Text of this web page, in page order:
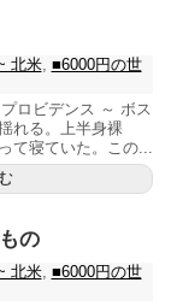
北米, ■6000円の世
ロビデンス ～ ボス
れる。上半身裸
て寝ていた。この...
の
北米, ■6000円の世